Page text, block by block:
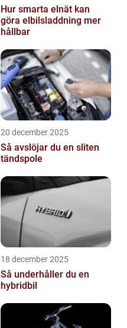
Hur smarta elnät kan
göra elbilsladdning mer
hållbar
20 december 2025
Så avslöjar du en sliten
tändspole
18 december 2025
Så underhåller du en
hybridbil